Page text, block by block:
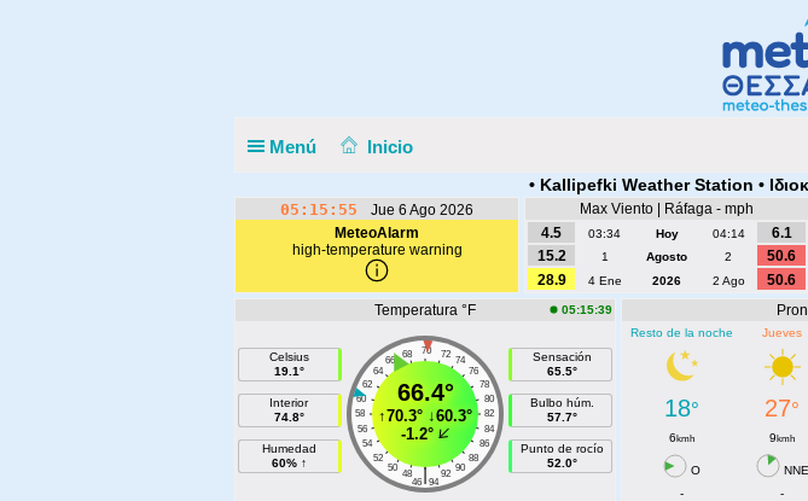
Menú Inicio
• Kallipefki Weather Station •
05:15:55
Jue 6 Ago 2026
MeteoAlarm
high-temperature warning
Max Viento | Ráfaga - mph
4.5
03:34 Hoy 04:14
6.1
15.2
1 Agosto 2
50.6
28.9
4 Ene 2026 2 Ago 50.6
Temperatura °F 05:15:39
Celsius
19.1°
Interior
74.8°
Humedad
60% ↑
70
68 72
66
74
64
76
62
78
60
80
58
82
56
84
54
86
52
88
50
90
48 92
|
46 94
66.4°
↑70.3° ↓60.3°
-1.2°
Sensación
65.5°
Bulbo húm.
57.7°
Punto de rocío
52.0°
Resto de la noche
Jueves
18° 27°
6kmh 9kmh
O NNE
-
-